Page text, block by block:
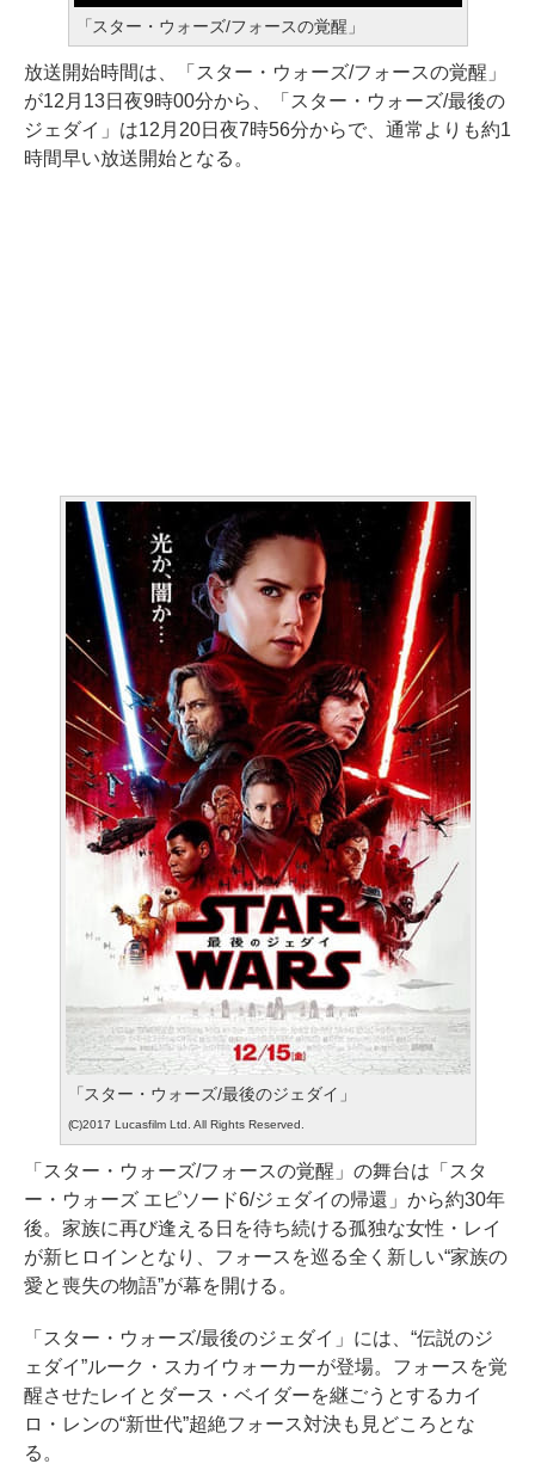
「スター・ウォーズ/フォースの覚醒」
放送開始時間は、「スター・ウォーズ/フォースの覚醒」
が12月13日夜9時00分から、「スター・ウォーズ/最後の
ジェダイ」は12月20日夜7時56分からで、通常よりも約1
時間早い放送開始となる。
「スター・ウォーズ/最後のジェダイ」
(C)2017 Lucasfilm Ltd. All Rights Reserved.
「スター・ウォーズ/フォースの覚醒」の舞台は「スタ
ー・ウォーズ エピソード6/ジェダイの帰還」から約30年
後。家族に再び逢える日を待ち続ける孤独な女性・レイ
が新ヒロインとなり、フォースを巡る全く新しい“家族の
愛と喪失の物語”が幕を開ける。
「スター・ウォーズ/最後のジェダイ」には、“伝説のジ
ェダイ”ルーク・スカイウォーカーが登場。フォースを覚
醒させたレイとダース・ベイダーを継ごうとするカイ
ロ・レンの“新世代”超絶フォース対決も見どころとな
る。